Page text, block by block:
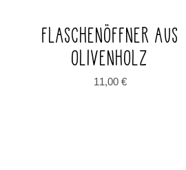
FLASCHENÖFFNER AUS
OLIVENHOLZ
11,00€